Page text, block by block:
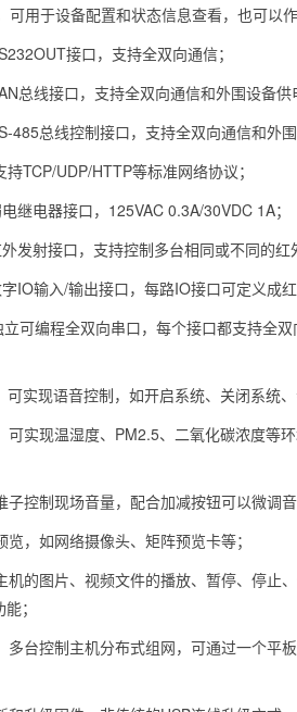
用于设备配置和状态信息查看，也可以作
接口，支持全双向通信；
总线接口，支持全双向通信和外围设备供
485总线控制接口，支持全双向通信和外
TCP/UDP/HTTP等标准网络协议；
继电器接口，125VAC 0.3A/30VDC 1A；
发射接口，支持控制多台相同或不同的
IO输入/输出接口，每路IO接口可定义成
可编程全双向串口，每个接口都支持全
实现语音控制，如开启系统、关闭系统
可实现温湿度、PM2.5、二氧化碳浓度等
控制现场音量，配合加减按钮可以微调
，如网络摄像头、矩阵预览卡等；
机的图片、视频文件的播放、暂停、停止
；
多台控制主机分布式组网，可通过一个平